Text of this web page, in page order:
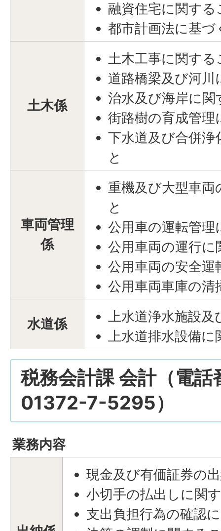
融資住宅に関する
都市計画法に基
土木係
土木工事に関する
道路橋梁及び河
治水及び海岸に関
街路樹の育成管
下水道及び合併
と
車両管理
係
重機及び大型車
と
公用車の運転管
公用車両の運行に
公用車両の安全
公用車両車庫の
水道係
上水道浄水施設
上水道排水設備に
税務会計課 会計（電話
01372-7-5295）
業務内容
現金及び有価証券の
小切手の払出しに関
支出負担行為の確認